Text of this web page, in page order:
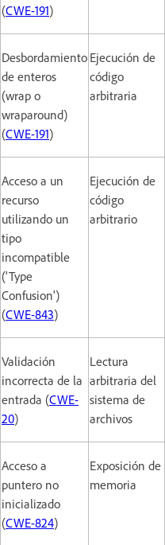
(CWE-191)
Desbordamiento
de enteros
(wrap o
wraparound)
(CWE-191)
Ejecución de
código
arbitraria
Acceso a un
recurso
utilizando un
tipo
incompatible
('Type
Confusion')
(CWE-843)
Ejecución de
código
arbitrario
Validación
incorrecta de la
entrada (CWE-
20)
Lectura
arbitraria del
sistema de
archivos
Acceso a
puntero no
inicializado
(CWE-824)
Exposición de
memoria